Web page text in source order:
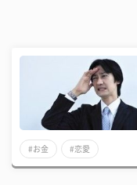
#お金 #恋愛